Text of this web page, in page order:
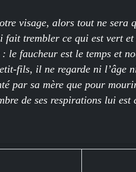
visage, alors tout ne sera
trembler ce qui est vert
le faucheur est le temps et
fils, il ne regarde ni l’âge
par sa mère que pour
de ses respirations lui est